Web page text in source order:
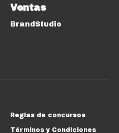
Ventas
BrandStudio
Reglas de concursos
Términos y Condiciones